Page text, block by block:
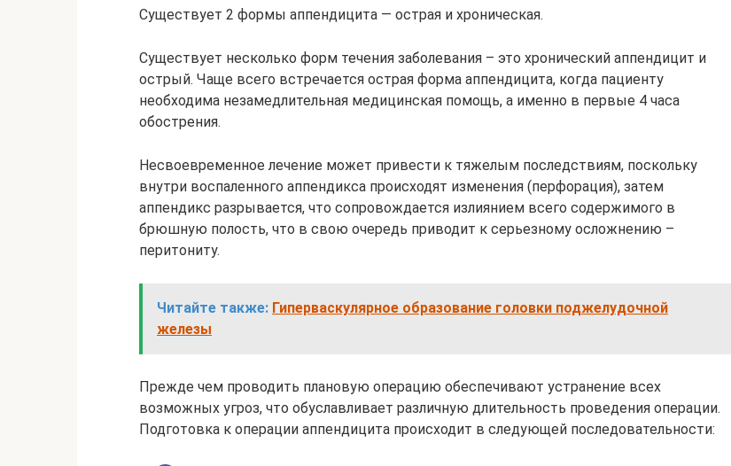
Существует 2 формы аппендицита — острая и хроническая.
Существует несколько форм течения заболевания – это хронический аппендицит и
острый. Чаще всего встречается острая форма аппендицита, когда пациенту
необходима незамедлительная медицинская помощь, а именно в первые 4 часа
обострения.
Несвоевременное лечение может привести к тяжелым последствиям, поскольку
внутри воспаленного аппендикса происходят изменения (перфорация), затем
аппендикс разрывается, что сопровождается излиянием всего содержимого в
брюшную полость, что в свою очередь приводит к серьезному осложнению –
перитониту.
Читайте также: Гиперваскулярное образование головки поджелудочной
железы
Прежде чем проводить плановую операцию обеспечивают устранение всех
возможных угроз, что обуславливает различную длительность проведения операции.
Подготовка к операции аппендицита происходит в следующей последовательности: